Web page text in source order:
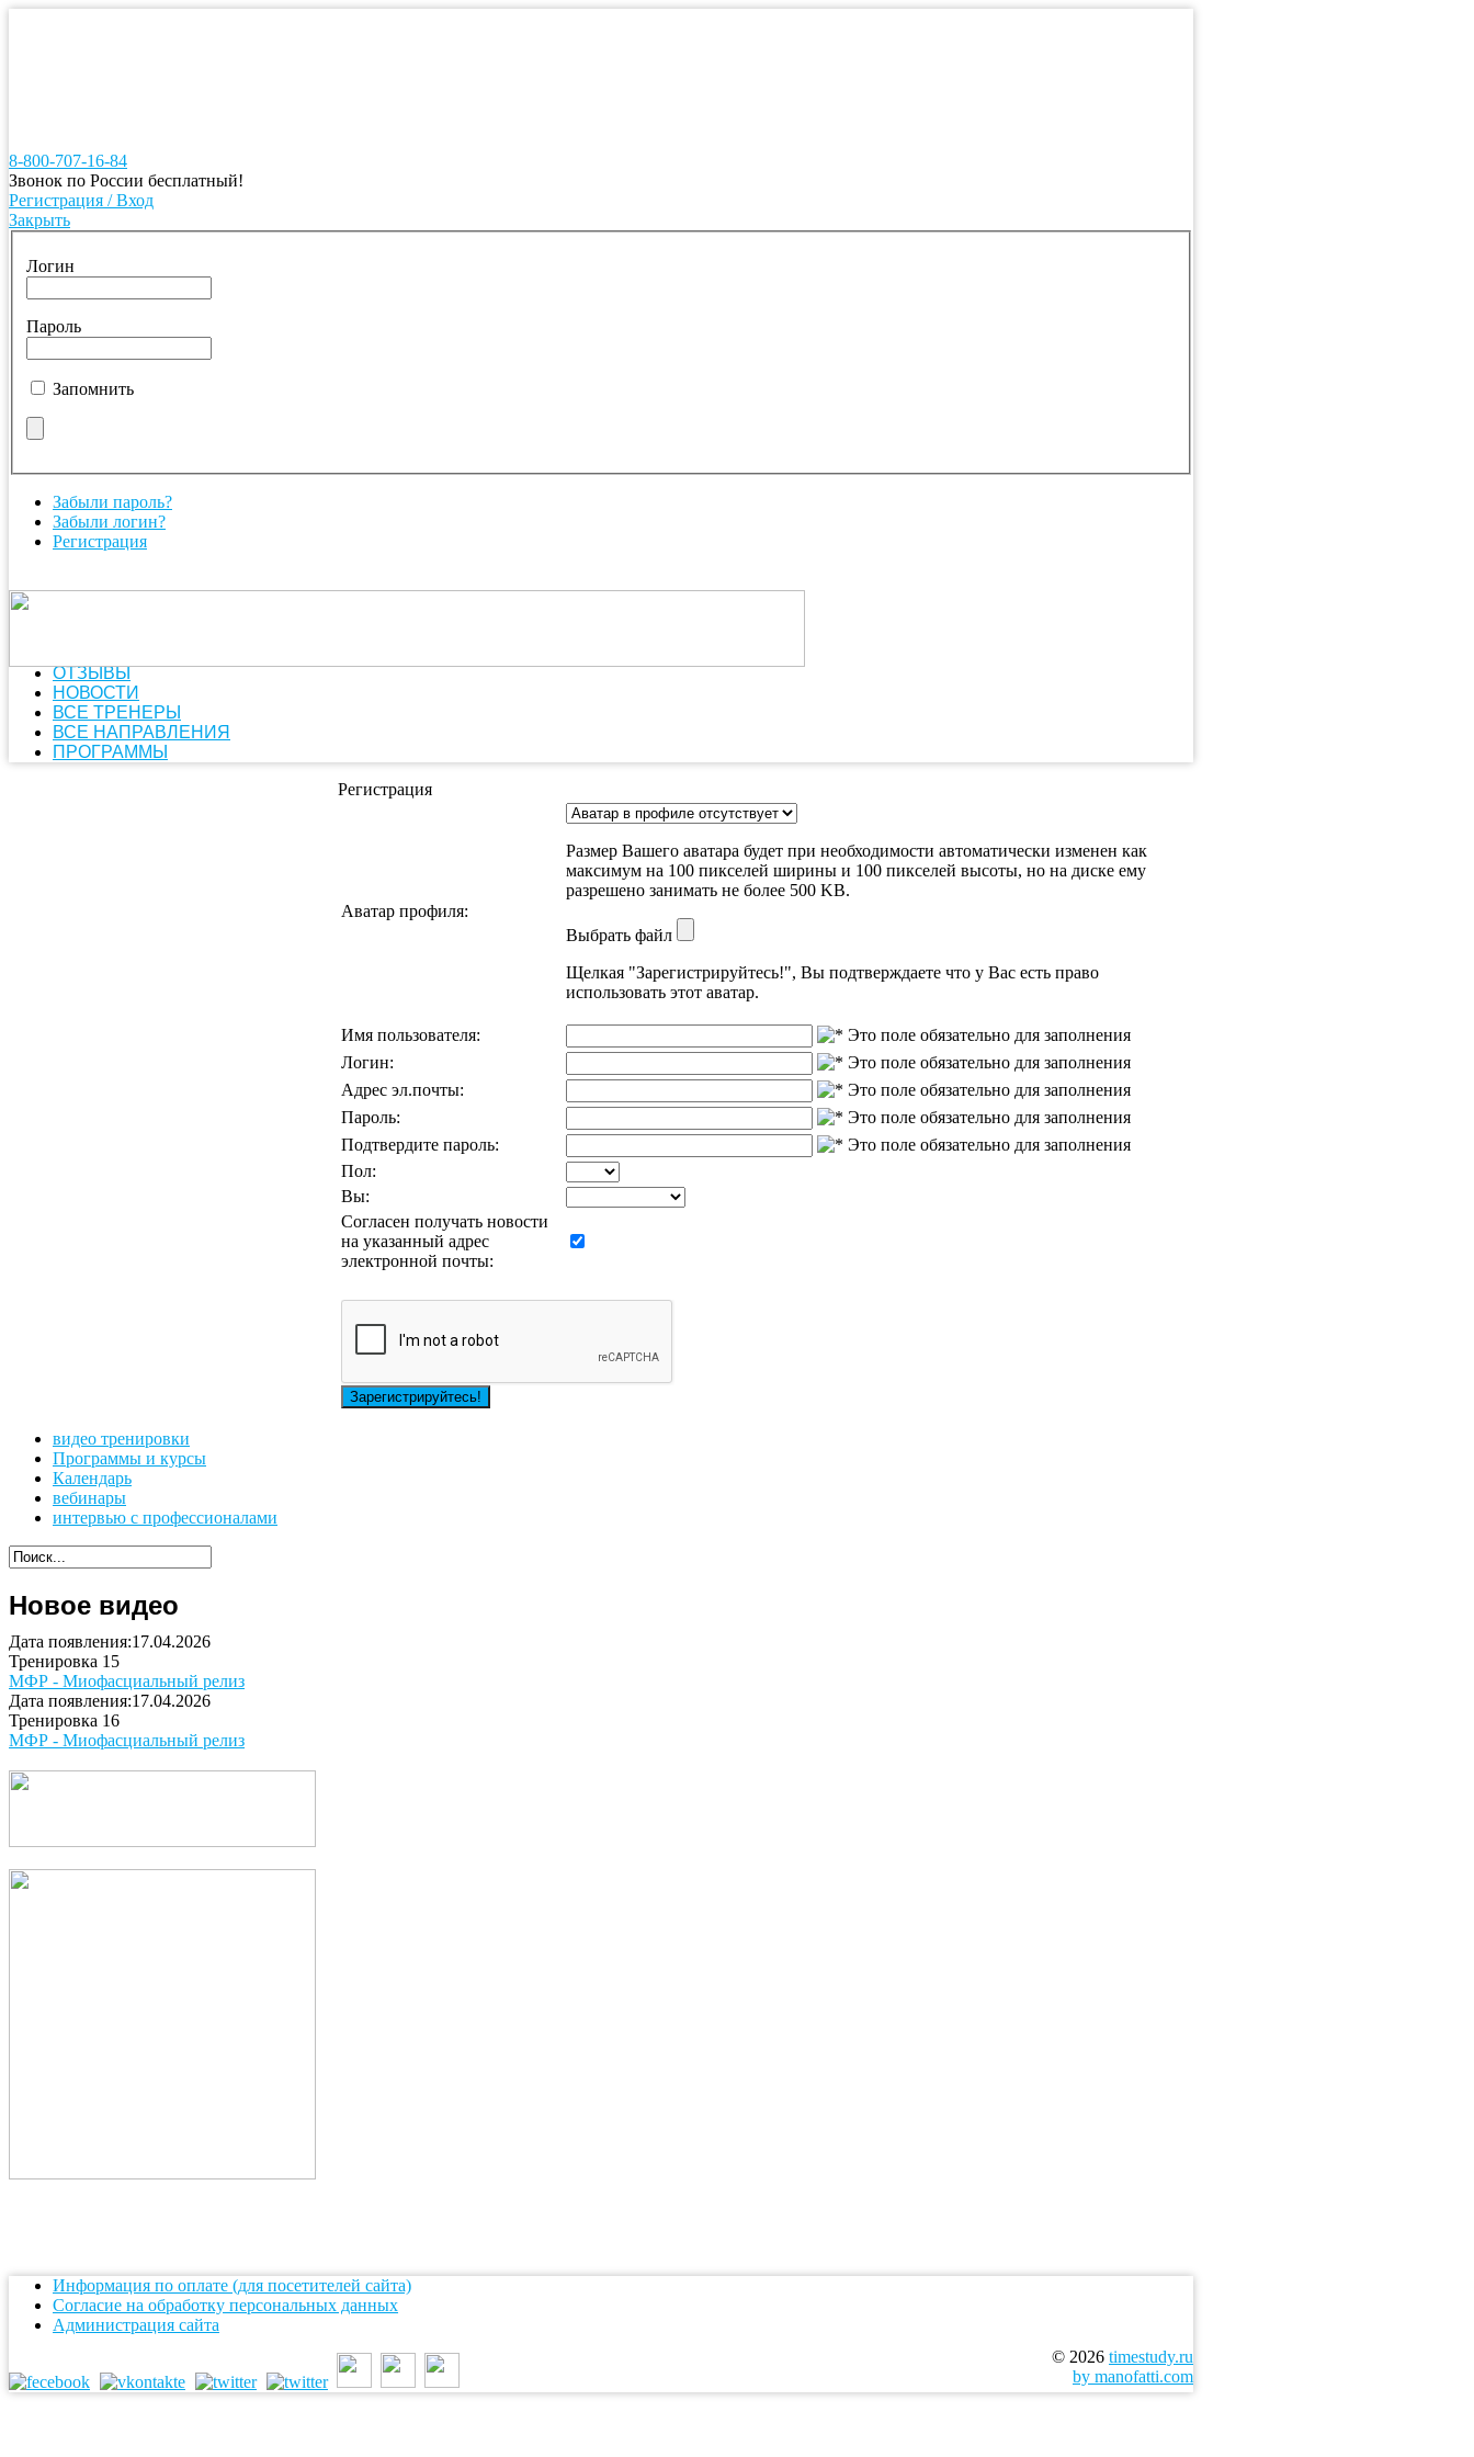
8-800-707-16-84
Звонок по России бесплатный!
Регистрация / Вход
Закрыть
Логин
Пароль
Запомнить
Забыли пароль?
Забыли логин?
Регистрация
ОТЗЫВЫ
НОВОСТИ
ВСЕ ТРЕНЕРЫ
ВСЕ НАПРАВЛЕНИЯ
ПРОГРАММЫ
Регистрация
Аватар профиля:
Размер Вашего аватара будет при необходимости автоматически изменен как
максимум на 100 пикселей ширины и 100 пикселей высоты, но на диске ему
разрешено занимать не более 500 KB.
Выбрать файл
Щелкая "Зарегистрируйтесь!", Вы подтверждаете что у Вас есть право
использовать этот аватар.
Имя пользователя:
Логин:
Адрес эл.почты:
Пароль:
Подтвердите пароль:
Пол:
Вы:
Согласен получать новости
на указанный адрес
электронной почты:
видео тренировки
Программы и курсы
Календарь
вебинары
интервью с профессионалами
Новое видео
Дата появления:17.04.2026
Тренировка 15
МФР - Миофасциальный релиз
Дата появления:17.04.2026
Тренировка 16
МФР - Миофасциальный релиз
Информация по оплате (для посетителей сайта)
Согласие на обработку персональных данных
Администрация сайта
© 2026 timestudy.ru
by manofatti.com